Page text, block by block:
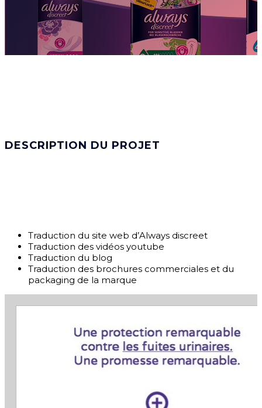
DESCRIPTION DU PROJET
Traduction du site web d’Always discreet
Traduction des vidéos youtube
Traduction du blog
Traduction des brochures commerciales et du
packaging de la marque